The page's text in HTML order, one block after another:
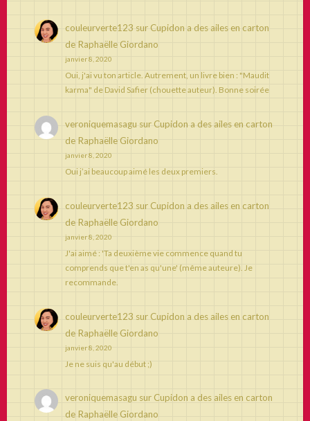
couleurverte123 sur Cupidon a des ailes en carton
de Raphaëlle Giordano
janvier 8, 2020
Oui, j'ai vu ton article. Autrement, un livre bien : "Maudit
karma" de David Safier (chouette auteur). Bonne soirée
veroniquemasagu sur Cupidon a des ailes en carton
de Raphaëlle Giordano
janvier 8, 2020
Oui j’ai beaucoup aimé les deux premiers.
couleurverte123 sur Cupidon a des ailes en carton
de Raphaëlle Giordano
janvier 8, 2020
J'ai aimé : 'Ta deuxième vie commence quand tu
comprends que t'en as qu'une' (même auteure). Je
recommande.
couleurverte123 sur Cupidon a des ailes en carton
de Raphaëlle Giordano
janvier 8, 2020
Je ne suis qu'au début ;)
veroniquemasagu sur Cupidon a des ailes en carton
de Raphaëlle Giordano